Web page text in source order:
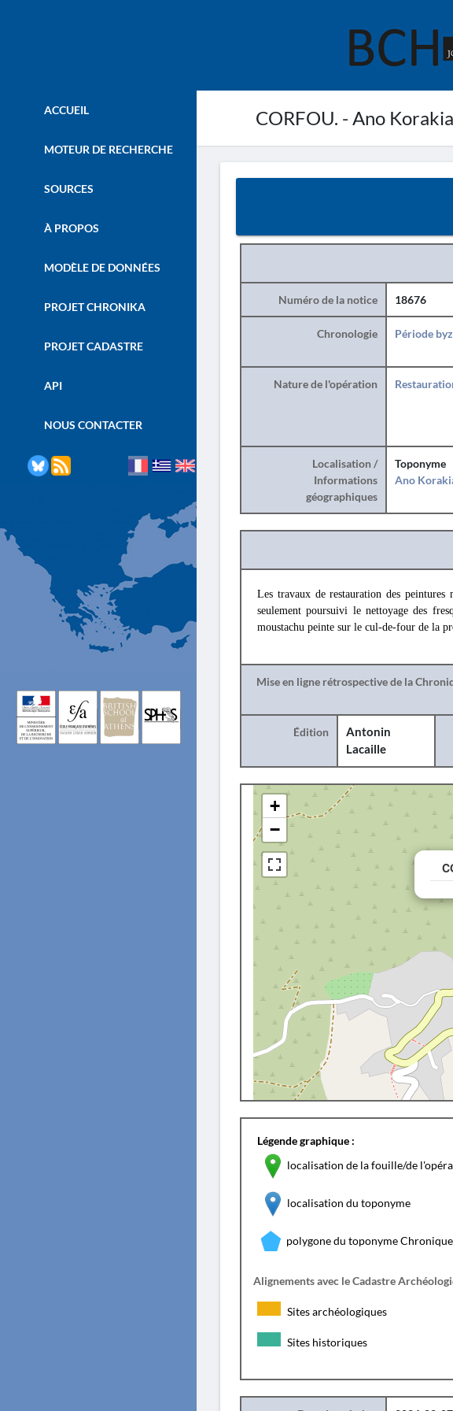
CORFOU. - Ano
ACCUEIL
MOTEUR DE RECHERCHE
SOURCES
À PROPOS
MODÈLE DE DONNÉES
PROJET CHRONIKA
PROJET CADASTRE
API
NOUS CONTACTER
Numéro de la notice 18676
Chronologie Période
Nature de l'opération
Localisation /
Informations
géographiques
Toponyme
Ano
Les travaux de restauration des
seulement poursuivi le nettoyage des
moustachu peinte sur le cul-de-four de la
Mise en ligne rétrospective de la
Édition
Antonin
Lacaille
+
−
Légende graphique :
localisation de la fouille/de
localisation du toponyme
polygone du toponyme Chronique
Alignements avec le Cadastre
Sites archéologiques
Sites historiques